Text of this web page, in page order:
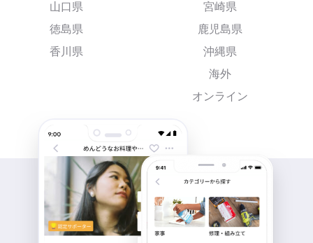
山口県
徳島県
香川県
宮崎県
鹿児島県
沖縄県
海外
オンライン